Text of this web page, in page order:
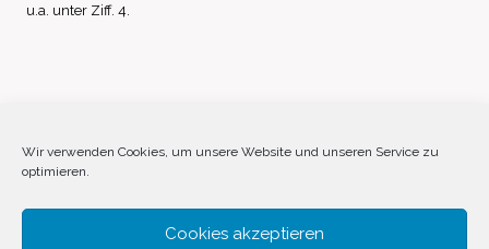
Wir verwenden Cookies, um unsere Website und unseren Service zu
optimieren.
Cookies akzeptieren
u.a. unter Ziff. 4.
Impressum Datenschutz
Disclaimer